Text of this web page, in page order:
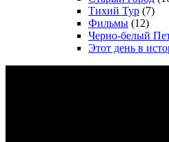
Тихий Тур (7)
Фильмы (12)
Черно-белый
Этот день в